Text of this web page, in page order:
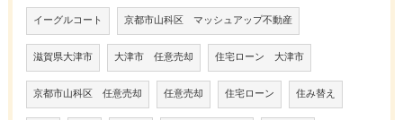
イーグルコート 京都市山科区 マッシュアップ不動産
滋賀県大津市 大津市 任意売却 住宅ローン 大津市
京都市山科区 任意売却 任意売却 住宅ローン 住み替え